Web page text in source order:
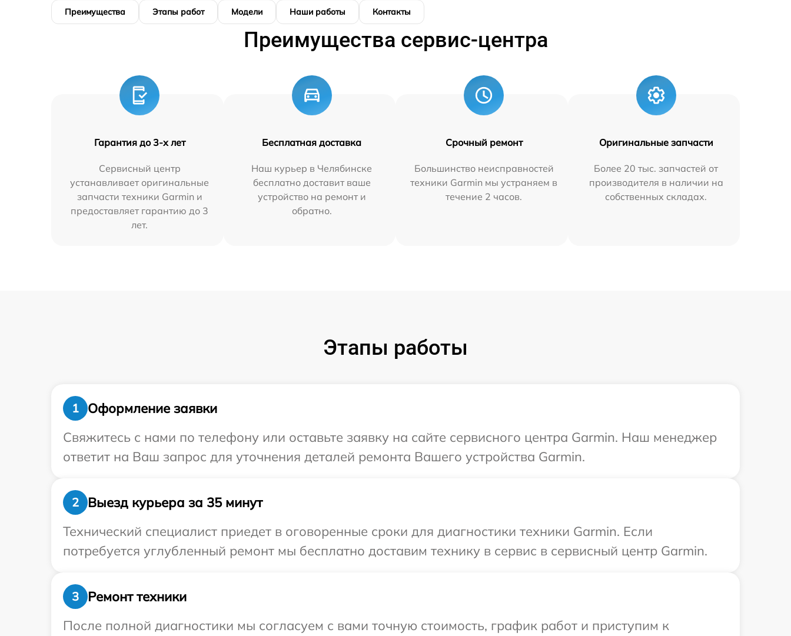
Преимущества Этапы работ Модели Наши работы Контакты
Преимущества сервис-центра
Гарантия до 3-х лет
Сервисный центр
устанавливает оригинальные
запчасти техники Garmin и
предоставляет гарантию до 3
лет.
Бесплатная доставка
Наш курьер в Челябинске
бесплатно доставит ваше
устройство на ремонт и
обратно.
Срочный ремонт
Большинство неисправностей
техники Garmin мы устраняем в
течение 2 часов.
Оригинальные запчасти
Более 20 тыс. запчастей от
производителя в наличии на
собственных складах.
Этапы работы
1
Оформление заявки
Свяжитесь с нами по телефону или оставьте заявку на сайте сервисного центра Garmin. Наш менеджер
ответит на Ваш запрос для уточнения деталей ремонта Вашего устройства Garmin.
2
Выезд курьера за 35 минут
Технический специалист приедет в оговоренные сроки для диагностики техники Garmin. Если
потребуется углубленный ремонт мы бесплатно доставим технику в сервис в сервисный центр Garmin.
3
Ремонт техники
После полной диагностики мы согласуем с вами точную стоимость, график работ и приступим к